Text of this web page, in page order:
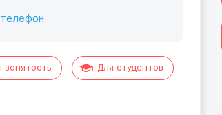
телефон
занятость Для студентов